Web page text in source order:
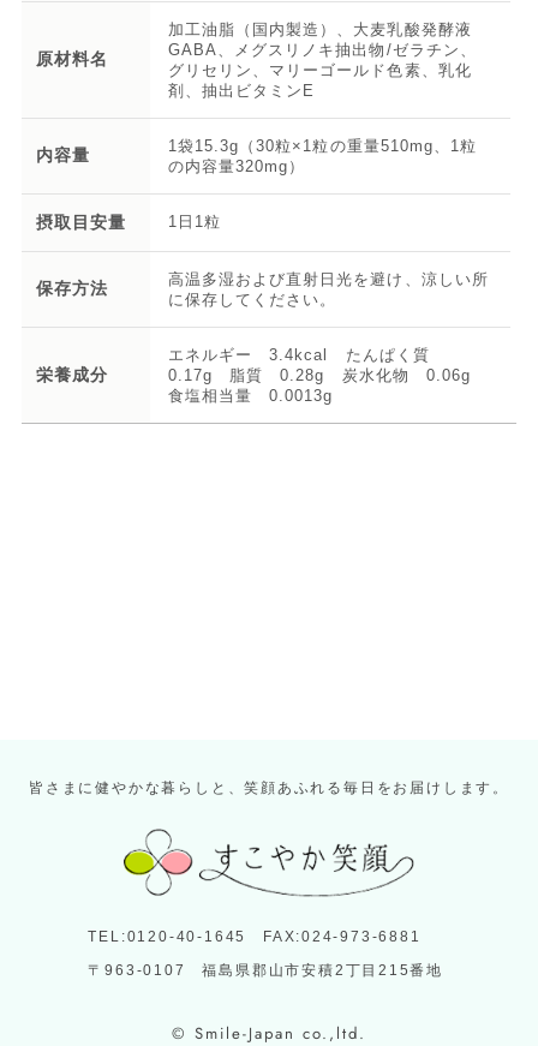
原材料名
加工油脂（国内製造）、大麦乳酸発酵液
GABA、メグスリノキ抽出物/ゼラチン、
グリセリン、マリーゴールド色素、乳化
剤、抽出ビタミンE
内容量
1袋15.3g（30粒×1粒の重量510mg、1粒
の内容量320mg）
摂取目安量 1日1粒
保存方法
高温多湿および直射日光を避け、涼しい所
に保存してください。
栄養成分
エネルギー 3.4kcal たんぱく質
0.17g 脂質 0.28g 炭水化物 0.06g
食塩相当量 0.0013g
皆さまに健やかな暮らしと、笑顔あふれる毎日をお届けします。
TEL:0120-40-1645 FAX:024-973-6881
〒963-0107 福島県郡山市安積2丁目215番地
© Smile-Japan co.,ltd.